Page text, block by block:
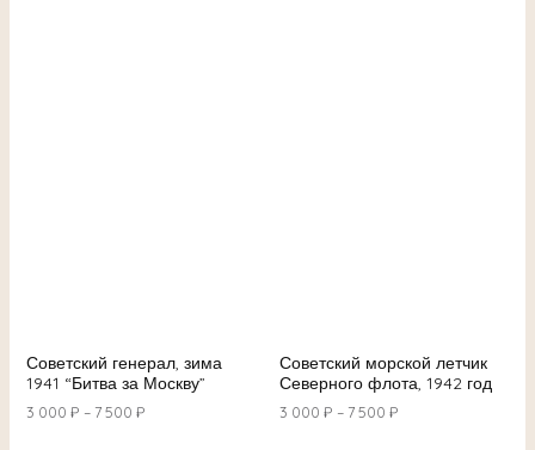
Советский генерал, зима
1941 “Битва за Москву”
3 000 ₽ – 7 500 ₽
Советский морской летчик
Северного флота, 1942 год
3 000 ₽ – 7 500 ₽